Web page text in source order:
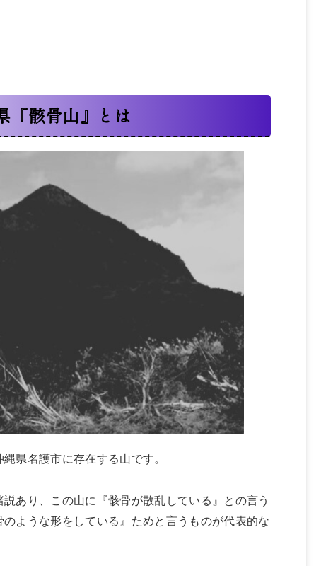
『骸骨山』とは
県名護市に存在する山です。
あり、この山に『骸骨が散乱している』との言う
ような形をしている』ためと言うものが代表的な